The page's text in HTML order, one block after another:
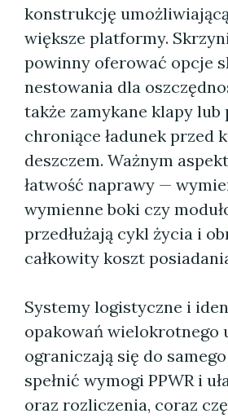
konstrukcję
większe platformy.
powinny oferować opcje
nestowania dla
także zamykane klapy lub
chroniące ładunek przed
deszczem. Ważnym
łatwość naprawy —
wymienne boki czy
przedłużają cykl życia i
całkowity koszt
Systemy logistyczne i
opakowań wielokrotnego
ograniczają się do
spełnić wymogi PPWR i
oraz rozliczenia, coraz